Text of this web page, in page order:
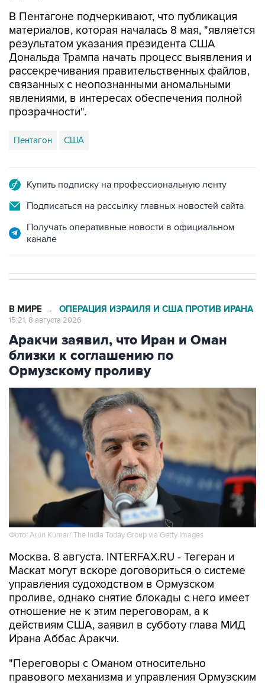
В Пентагоне подчеркивают, что публикация
материалов, которая началась 8 мая, "является
результатом указания президента США
Дональда Трампа начать процесс выявления и
рассекречивания правительственных файлов,
связанных с неопознанными аномальными
явлениями, в интересах обеспечения полной
прозрачности".
Пентагон США
Купить подписку на профессиональную ленту
Подписаться на рассылку главных новостей сайта
Получать оперативные новости в официальном
канале
В МИРЕ → ОПЕРАЦИЯ ИЗРАИЛЯ И США ПРОТИВ ИРАНА
15:21, 8 августа 2026
Аракчи заявил, что Иран и Оман
близки к соглашению по
Ормузскому проливу
Фото: Arun Kumar/ The India Today Group via Getty Images
Москва. 8 августа. INTERFAX.RU - Тегеран и
Маскат могут вскоре договориться о системе
управления судоходством в Ормузском
проливе, однако снятие блокады с него имеет
отношение не к этим переговорам, а к
действиям США, заявил в субботу глава МИД
Ирана Аббас Аракчи.
"Переговоры с Оманом относительно
правового механизма и управления Ормузским